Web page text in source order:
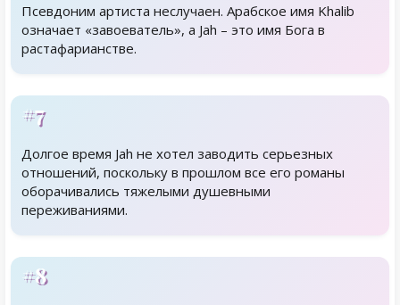
Псевдоним артиста неслучаен. Арабское имя Khalib
означает «завоеватель», а Jah – это имя Бога в
растафарианстве.
#7
Долгое время Jah не хотел заводить серьезных
отношений, поскольку в прошлом все его романы
оборачивались тяжелыми душевными
переживаниями.
#8